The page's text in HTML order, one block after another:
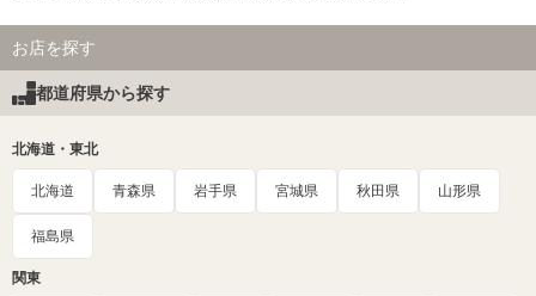
お店を探す
都道府県から探す
北海道・東北
北海道 青森県 岩手県 宮城県 秋田県 山形県
福島県
関東